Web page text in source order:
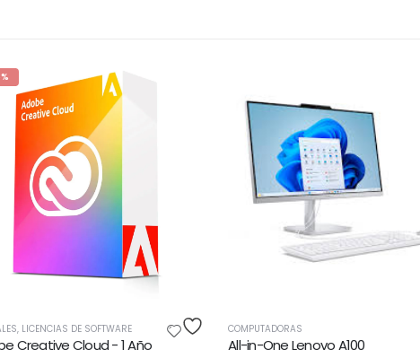
COMPUTADORAS
All-in-One Lenovo A100
COMPUTADORAS